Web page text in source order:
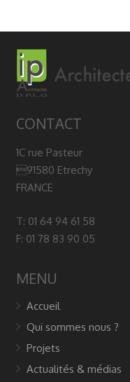
CONTACT
1C rue Pasteur
91580 Etrechy
FRANCE
T: 01 64 94 61 58
F: 01 78 83 90 05
MENU
Accueil
Qui sommes nous ?
Projets
Actualités & médias